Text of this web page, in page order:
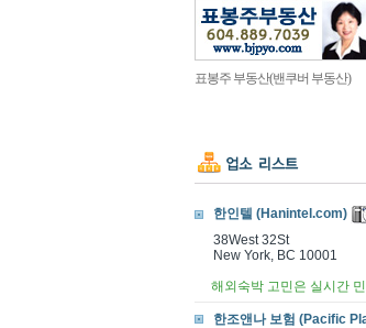
표봉주 부동산(밴쿠버 부동산)
한인텔 (Hanintel.com)
38West 32St
New York, BC 10001
해외숙박 고민은 실시간
한조앤나 보험 (Pacific